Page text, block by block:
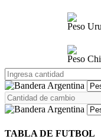
Peso
Peso
TABLA DE FUTBOL